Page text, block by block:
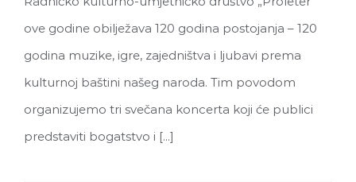
ove godine obilježava 120 godina postojanja – 120
godina muzike, igre, zajedništva i ljubavi prema
kulturnoj baštini našeg naroda. Tim povodom
organizujemo tri svečana koncerta koji će publici
predstaviti bogatstvo i [...]